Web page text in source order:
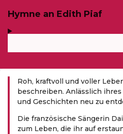
Hymne an Edith Piaf
Roh, kraftvoll und voller
beschreiben. Anlässlich ihres
und Geschichten neu zu
Die französische Sängerin
zum Leben, die ihr auf